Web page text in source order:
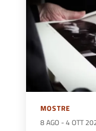
MOSTRE
8 AGO -4 OTT